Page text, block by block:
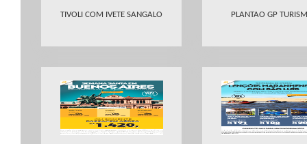
TIVOLI COM IVETE SANGALO PLANTAO GP